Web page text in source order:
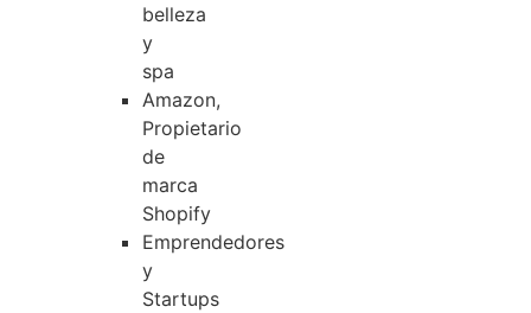
belleza
y
spa
Amazon,
Propietario
de
marca
Shopify
Emprendedores
y
Startups